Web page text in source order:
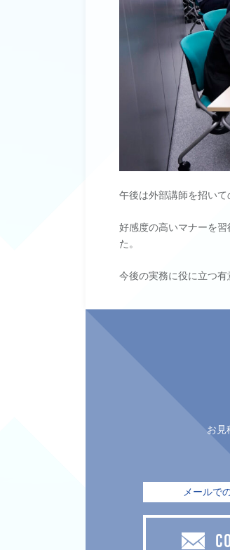
午後は外部講師を招いて
好感度の高いマナーを
た。
今後の実務に役に立つ有
お見
メールで